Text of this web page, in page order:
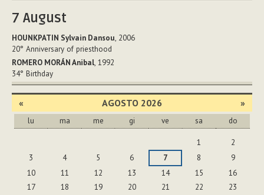
7 August
HOUNKPATIN Sylvain Dansou, 2006
20° Anniversary of priesthood
ROMERO MORÁN Anibal, 1992
34° Birthday
« AGOSTO 2026 »
lu ma me gi ve sa do
1
2
3
4 5 6 7 8
9
10
11 12 13 14 15
16
17
18 19 20 21 22
23